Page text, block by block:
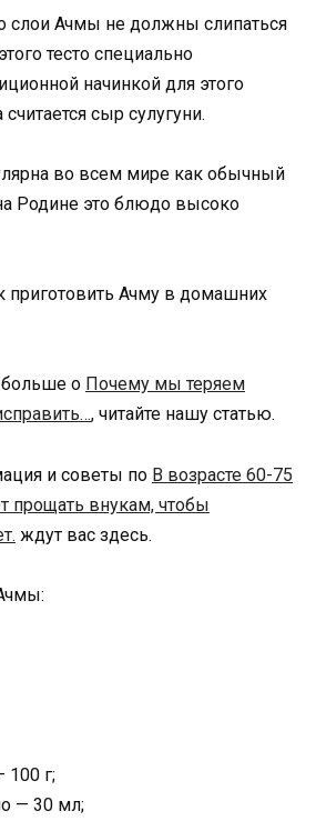
слои Ачмы не должны слипаться
тесто специально
начинкой для этого
сыр сулугуни.
во всем мире как обычный
Родине это блюдо высоко
приготовить Ачму в домашних
больше о Почему мы теряем
, читайте нашу статью.
и советы по В возрасте 60-75
прощать внукам, чтобы
ждут вас здесь.
100 г;
— 30 мл;